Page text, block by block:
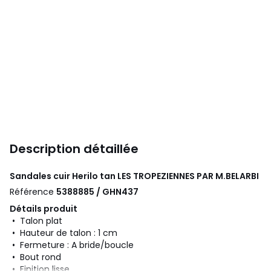
Description détaillée
Sandales cuir Herilo tan LES TROPEZIENNES PAR M.BELARBI
Référence 5388885 / GHN437
Détails produit
• Talon plat
• Hauteur de talon : 1 cm
• Fermeture : A bride/boucle
• Bout rond